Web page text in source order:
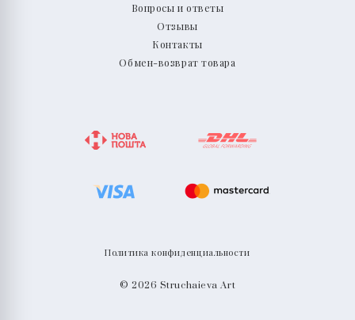
Вопросы и ответы
Отзывы
Контакты
Обмен-возврат товара
Политика конфиденциальности
© 2026 Struchaieva Art